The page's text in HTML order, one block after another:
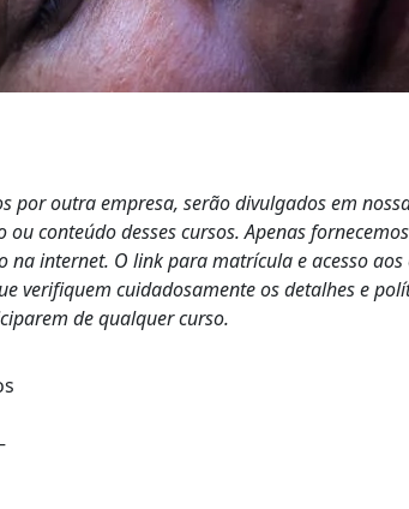
por outra empresa, serão divulgados em
conteúdo desses cursos. Apenas fornecemos
internet. O link para matrícula e acesso aos
verifiquem cuidadosamente os detalhes e
de qualquer curso.